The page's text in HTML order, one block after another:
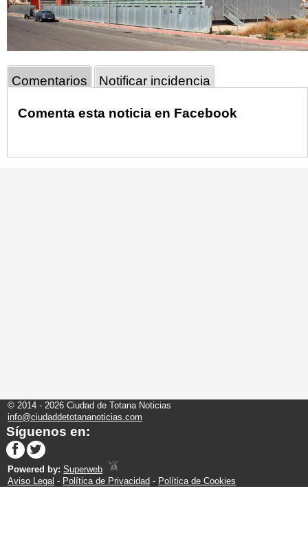
Comentarios Notificar incidencia
Comenta esta noticia en Facebook
© 2014 - 2026 Ciudad de Totana Noticias
info@ciudaddetotananoticias.com
Síguenos en:
Powered by:Superweb
Aviso Legal - Política de Privacidad - Política de Cookies